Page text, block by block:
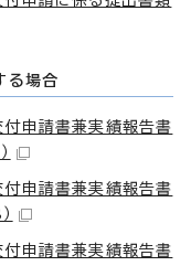
る場合
申請書兼実績報告書
申請書兼実績報告書
申請書兼実績報告書